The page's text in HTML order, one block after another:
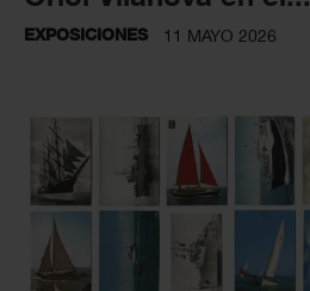
EXPOSICIONES 11 MAYO 2026